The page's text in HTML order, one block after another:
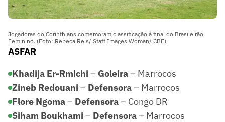
Jogadoras do Corinthians comemoram classificação à final do Brasileirão
Feminino. (Foto: Rebeca Reis/ Staff Images Woman/ CBF)
ASFAR
Khadija Er-Rmichi – Goleira– Marrocos
Zineb Redouani – Defensora– Marrocos
Flore Ngoma– Defensora– Congo DR
Siham Boukhami – Defensora– Marrocos